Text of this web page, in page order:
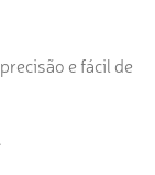
e fácil de